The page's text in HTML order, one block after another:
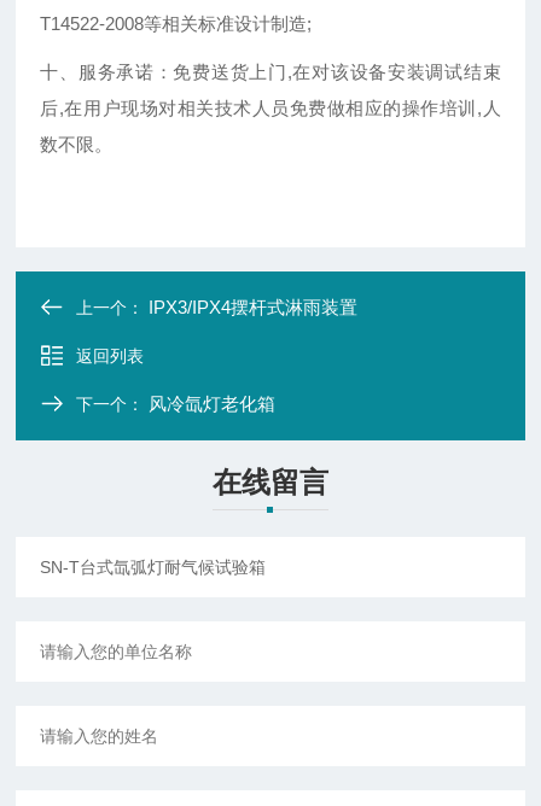
T14522-2008等相关标准设计制造;
十、服务承诺：免费送货上门,在对该设备安装调试结束
后,在用户现场对相关技术人员免费做相应的操作培训,人
数不限。
上一个： IPX3/IPX4摆杆式淋雨装置
返回列表
下一个： 风冷氙灯老化箱
在线留言